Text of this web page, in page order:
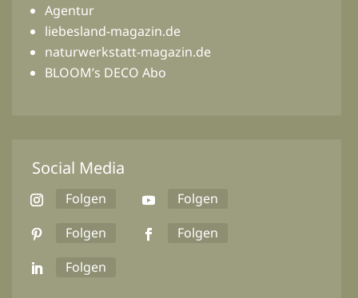
Agentur
liebesland-magazin.de
naturwerkstatt-magazin.de
BLOOM’s DECO Abo
Social Media
Folgen
Folgen
Folgen
Folgen
Folgen